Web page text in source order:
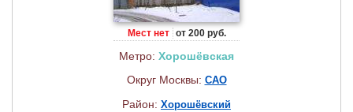
Мест нет от 200 руб.
Метро: Хорошёвская
Округ Москвы: САО
Район: Хорошёвский